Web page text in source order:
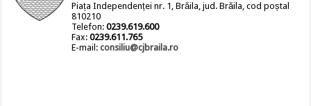
Piața Independenței nr. 1, Brăila, jud. Brăila, cod poștal
810210
Telefon:0239.619.600
Fax:0239.611.765
E-mail:consiliu@cjbraila.ro